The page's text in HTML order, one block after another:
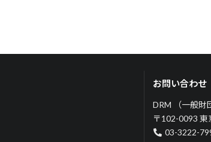
お問い合わせ
DRM （一般財
〒102-0093
03-3222-